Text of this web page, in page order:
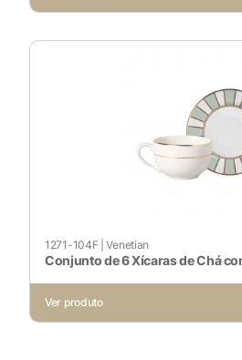
1271-104F|Venetian
Conjunto de 6 Xícaras de Chá
Ver produto